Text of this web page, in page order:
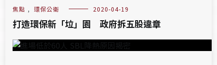
焦點 , 環保公衛 2020-04-19
打造環保新「垃」園 政府拆五股違章